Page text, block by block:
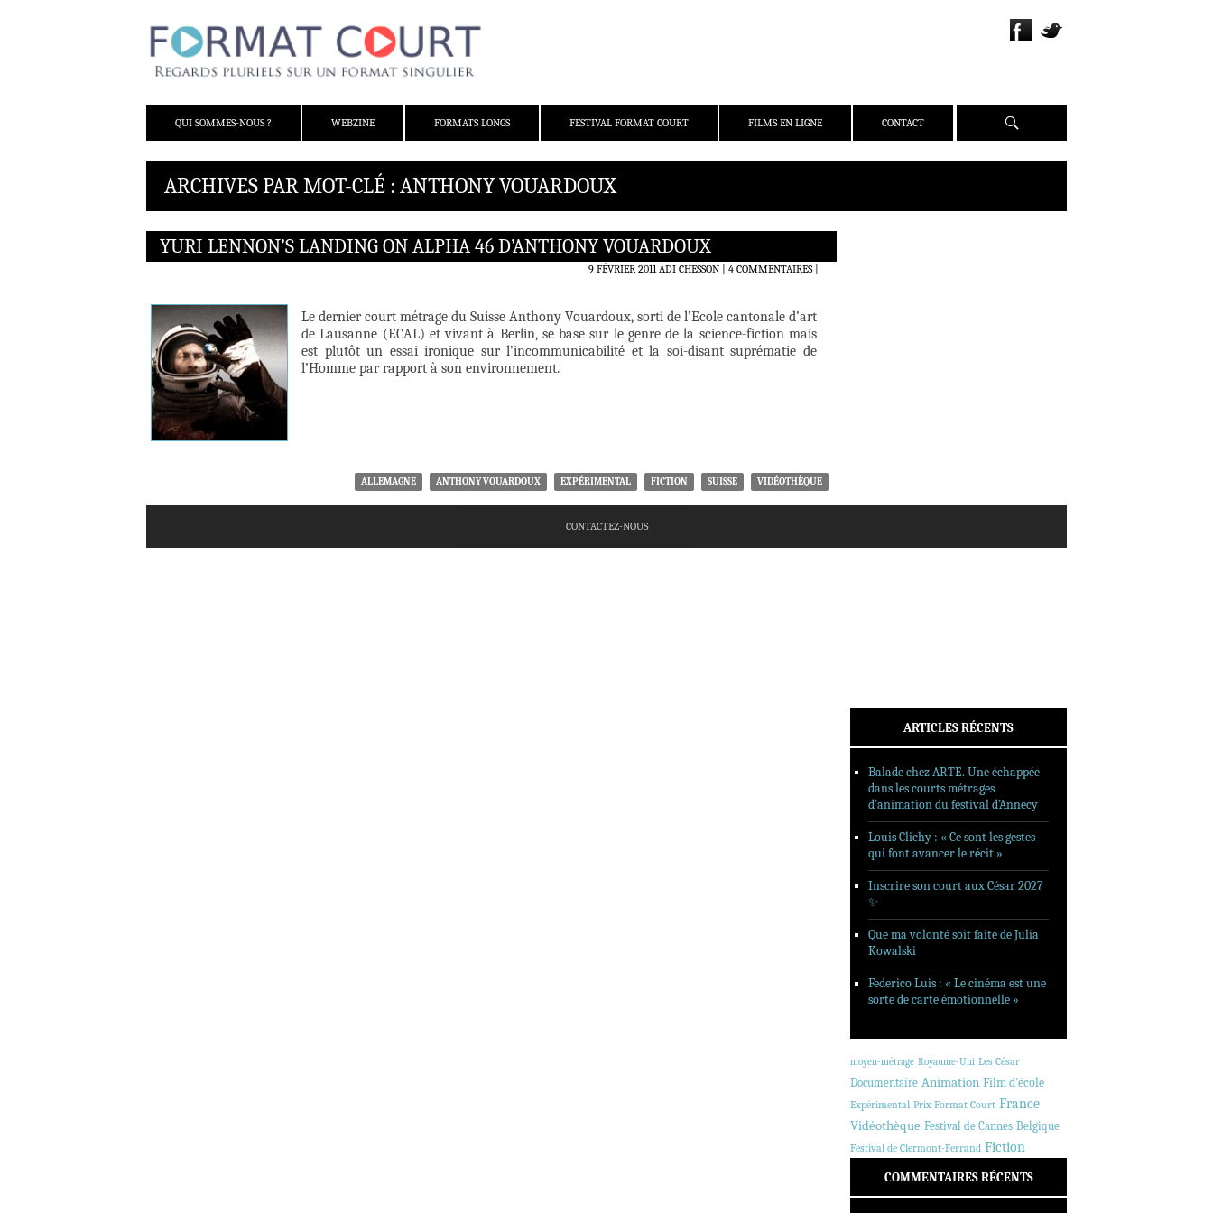
QUI SOMMES-NOUS ?
WEBZINE FORMATS LONGS FESTIVAL FORMAT COURT FILMS EN LIGNE CONTACT Recherche
ARCHIVES PAR MOT-CLÉ : ANTHONY VOUARDOUX
YURI LENNON’S LANDING ON ALPHA 46 D’ANTHONY VOUARDOUX
9 FÉVRIER 2011 ADI CHESSON 4 COMMENTAIRES|
Le dernier court métrage du Suisse Anthony Vouardoux, sorti de l’Ecole cantonale d’art
de Lausanne (ECAL) et vivant à Berlin, se base sur le genre de la science-fiction mais
est plutôt un essai ironique sur l’incommunicabilité et la soi-disant suprématie de
l’Homme par rapport à son environnement.
ALLEMAGNE ANTHONY VOUARDOUX EXPÉRIMENTAL FICTION SUISSE VIDÉOTHÈQUE
FORMATS LONGS
ARTICLES RÉCENTS
Balade chez ARTE. Une échappée
dans les courts métrages
d’animation du festival d’Annecy
Louis Clichy : « Ce sont les gestes
qui font avancer le récit »
Inscrire son court aux César 2027
✨
Que ma volonté soit faite de Julia
Kowalski
Federico Luis : « Le cinéma est une
sorte de carte émotionnelle »
moyen-métrage Royaume-Uni Les César
Documentaire Animation Film d'école
Expérimental Prix Format Court France
Vidéothèque Festival de Cannes Belgique
Festival de Clermont-Ferrand Fiction
COMMENTAIRES RÉCENTS
CONTACTEZ-NOUS